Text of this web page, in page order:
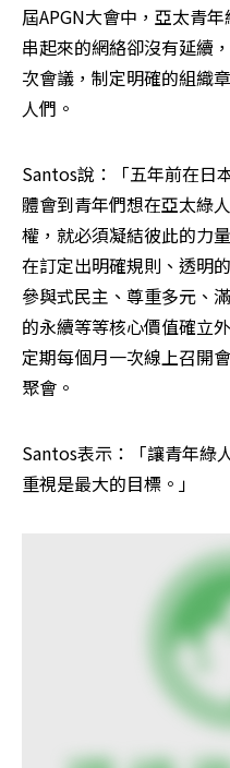
屆APGN大會中，亞太青
串起來的網絡卻沒有延續
次會議，制定明確的組織
人們。
Santos說：「五年前在日
體會到青年們想在亞太綠
權，就必須凝結彼此的力
在訂定出明確規則、透明
參與式民主、尊重多元、
的永續等等核心價值確立
定期每個月一次線上召開
聚會。
Santos表示：「讓青年綠
重視是最大的目標。」